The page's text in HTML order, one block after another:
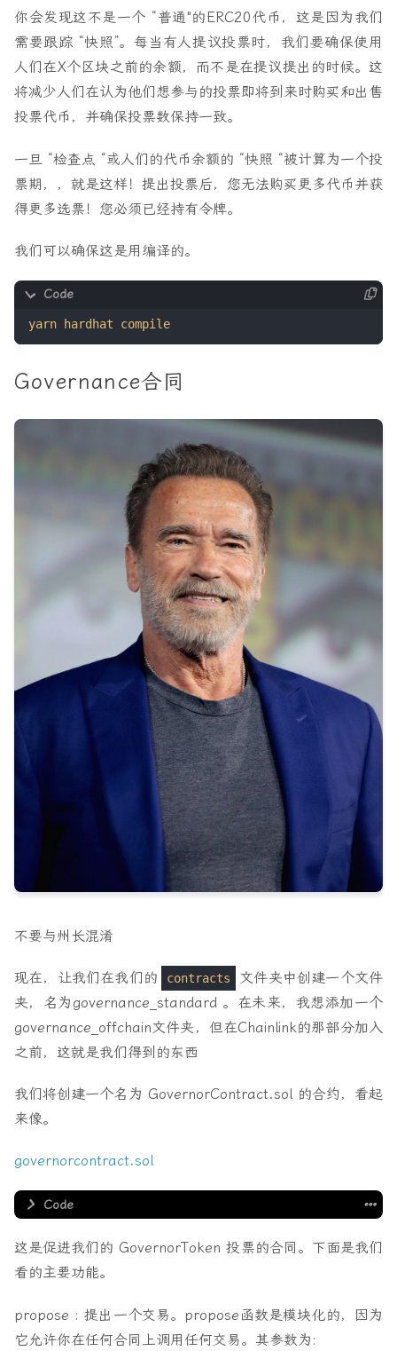
你会发现这不是一个 “普通"的ERC20代币，这是因为我们
需要跟踪 “快照”。每当有人提议投票时，我们要确保使用
人们在X个区块之前的余额，而不是在提议提出的时候。这
将减少人们在认为他们想参与的投票即将到来时购买和出售
投票代币，并确保投票数保持一致。
一旦 “检查点 “或人们的代币余额的 “快照 “被计算为一个投
票期，，就是这样！提出投票后，您无法购买更多代币并获
得更多选票！您必须已经持有令牌。
我们可以确保这是用编译的。
Governance合同
不要与州长混淆
现在，让我们在我们的 contracts
文件夹中创建一个文件
夹，名为governance_standard 。在未来，我想添加一个
governance_offchain文件夹，但在Chainlink的那部分加入
之前，这就是我们得到的东西
我们将创建一个名为 GovernorContract.sol 的合约，看起
来像。
governorcontract.sol
pragma solidity ^0.8.9 ;
import
"@openzeppelin/contracts/governance/
import
"@openzeppelin/contracts/governance/
import
"@openzeppelin/contracts/governance/
这是促进我们的 GovernorToken 投票的合同。下面是我们
看的主要功能。
propose : 提出一个交易。propose函数是模块化的，因为
它允许你在任何合同上调用任何交易。其参数为: